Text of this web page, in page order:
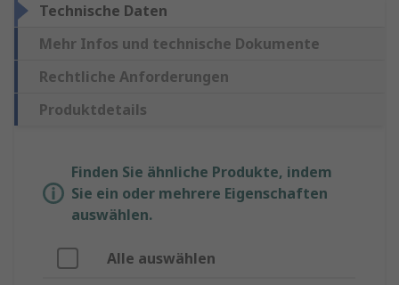
Technische Daten
Mehr Infos und technische Dokumente
Rechtliche Anforderungen
Produktdetails
Finden Sie ähnliche Produkte, indem
Sie ein oder mehrere Eigenschaften
auswählen.
Alle auswählen